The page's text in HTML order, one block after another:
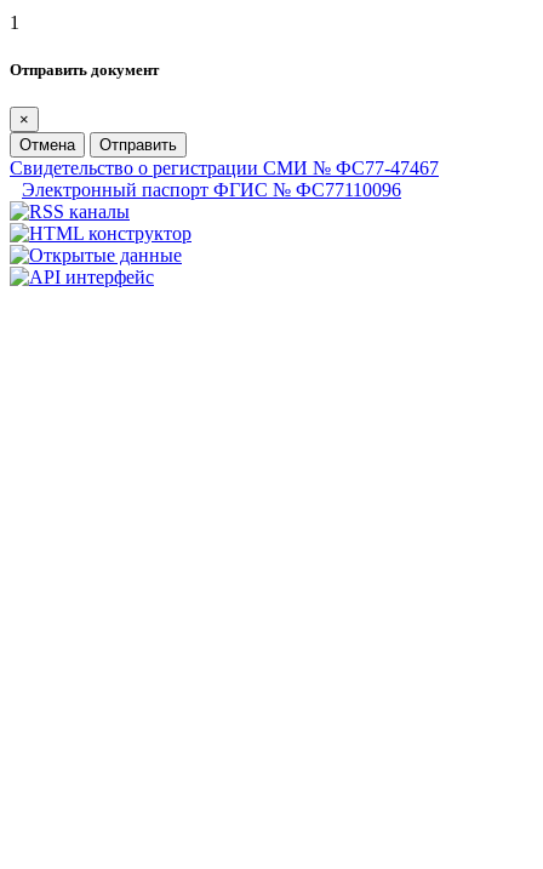
1
Отправить документ
×
Отмена
Отправить
Свидетельство о регистрации СМИ № ФС77-47467
Электронный паспорт ФГИС № ФС77110096